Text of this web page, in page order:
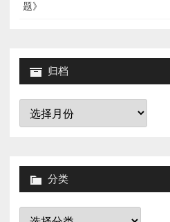
题》
归档
归
分类
分